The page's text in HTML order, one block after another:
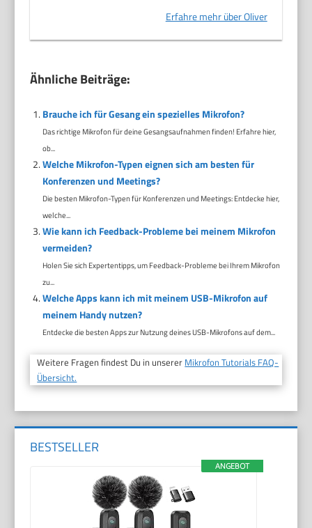
Erfahre mehr über Oliver
Ähnliche Beiträge:
Brauche ich für Gesang ein spezielles Mikrofon?
Das richtige Mikrofon für deine Gesangsaufnahmen finden! Erfahre hier,
ob...
Welche Mikrofon-Typen eignen sich am besten für
Konferenzen und Meetings?
Die besten Mikrofon-Typen für Konferenzen und Meetings: Entdecke hier,
welche...
Wie kann ich Feedback-Probleme bei meinem Mikrofon
vermeiden?
Holen Sie sich Expertentipps, um Feedback-Probleme bei Ihrem Mikrofon
zu...
Welche Apps kann ich mit meinem USB-Mikrofon auf
meinem Handy nutzen?
Entdecke die besten Apps zur Nutzung deines USB-Mikrofons auf dem...
Weitere Fragen findest Du in unserer Mikrofon Tutorials FAQ-
Übersicht.
BESTSELLER
ANGEBOT